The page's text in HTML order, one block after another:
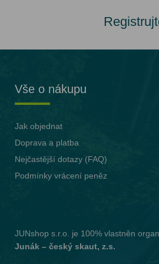
Vše o nákupu
Jak objednat
Doprava a platba
Nejčastější dotazy (FAQ)
Podmínky vrácení peněz
JUNshop s.r.o.
je 100% vlastněn
Junák – český skaut, z.s.